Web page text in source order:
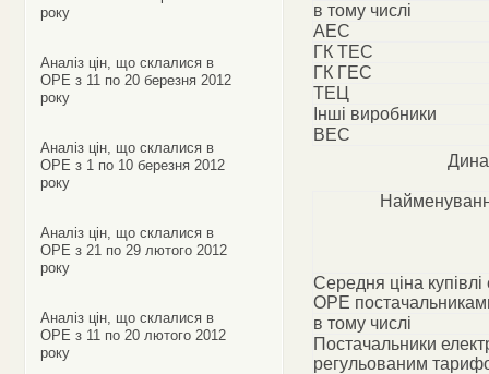
року
Аналіз цін, що склалися в
ОРЕ з 11 по 20 березня 2012
року
Аналіз цін, що склалися в
ОРЕ з 1 по 10 березня 2012
року
Аналіз цін, що склалися в
ОРЕ з 21 по 29 лютого 2012
року
Аналіз цін, що склалися в
ОРЕ з 11 по 20 лютого 2012
року
в тому числі
АЕС
ГК ТЕС
ГК ГЕС
ТЕЦ
Інші виробники
ВЕС
Середня ціна купівлі
ОРЕ
в тому числі
Постачальники
регульованим